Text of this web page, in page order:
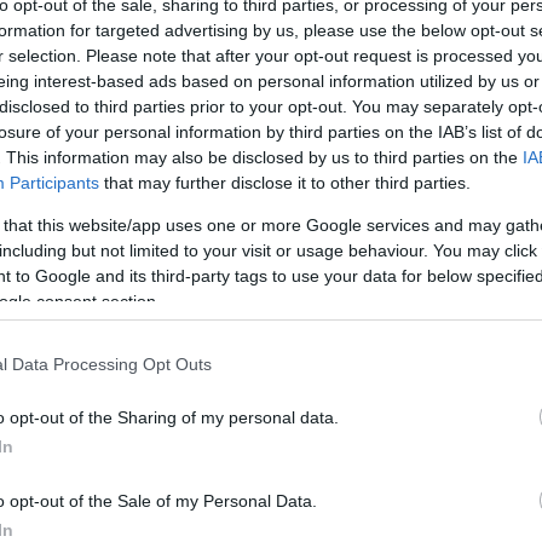
opt-out of the sale, sharing to third parties, or processing of your
for targeted advertising by us, please use the below opt-out
selection. Please note that after your opt-out request is processed
interest-based ads based on personal information utilized by us
to third parties prior to your opt-out. You may separately
of your personal information by third parties on the IAB’s list of
This information may also be disclosed by us to third parties on the
Participants that may further disclose it to other third parties.
that this website/app uses one or more Google services and may
but not limited to your visit or usage behaviour. You may
to Google and its third-party tags to use your data for below
consent section.
Data Processing Opt Outs
opt-out of the Sharing of my personal data.
opt-out of the Sale of my Personal Data.
Link másolása
meghatározó. Ez az első olyan
kapcsolódik. Épp ezért lenne
vagy épp a kivagyiság vigye bele,
mondja Bánitzky Kata